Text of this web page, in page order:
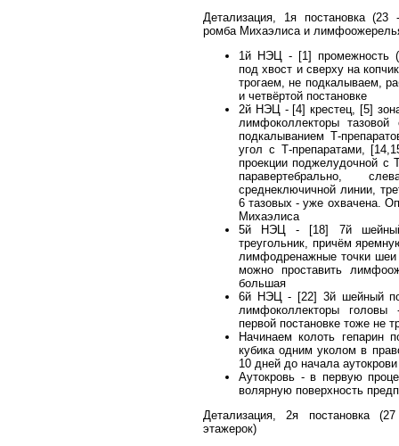
Детализация, 1я постановка
ромба Михаэлиса и
1й НЭЦ - [1] промежность
под хвост и сверху на
трогаем, не подкалываем,
и четвёртой постановке
2й НЭЦ - [4] крестец, [5]
лимфоколлекторы
подкалыванием Т-
угол с Т-препаратами,
проекции поджелудочной с
паравертебрально,
среднеключичной линии,
6 тазовых - уже охвачена.
Михаэлиса
5й НЭЦ - [18] 7й шейный
треугольник, причём
лимфодренажные точки шеи
можно проставить
большая
6й НЭЦ - [22] 3й шейный
лимфоколлекторы
первой постановке тоже не
Начинаем колоть гепарин
кубика одним уколом в
10 дней до начала аутокрови
Аутокровь - в первую
волярную поверхность
Детализация, 2я постановка
этажерок)